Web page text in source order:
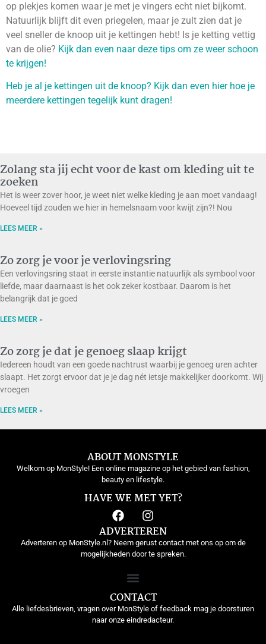
op plekjes komen waar je met je vingers echt niet bijkomt.
Natuurlijk blijft dit even priegelen, maar je zult zien dat je
veel sneller de knoop uit je kettingen hebt! Is je ketting vettig
van de olie? Kijk dan even naar deze tips om ze weer schoon
te krijgen!
Heb je al je kettingen uit de knoop? Kijk dan even hier hoe je
meerdere kettingen tegelijk kunt dragen!
Zolang sta jij echt voor de kast om kleding uit te
zoeken
Het is weer zover hoor, je weet niet welke kleding je aan moet vandaag!
Hoeveel tijd zouden we hier in hemelsnaam voor kwijt zijn?! Nou
LEES MEER »
Zo zorg je voor je verlovingsring
Een verlovingsring staat in eerste instantie natuurlijk als symbool voor
liefde, maar daarnaast is het ook zeker kostbaar. Daarom is het
belangrijk dat je goed
LEES MEER »
Zo zorg je dat je genoeg slaap krijgt
Iedereen houdt van een goede nachtrust waarbij je genoeg uren achter
slaapt. Het zorgt ervoor dat je je dag nét ietsje makkelijker doorkomt. Wij
vroegen
LEES MEER »
ABOUT MONSTYLE
Welkom op MonStyle! Een online magazine op het gebied van fashion,
beauty en lifestyle.
HAVE WE MET YET?
ADVERTEREN
Adverteren op MonStyle.nl? Neem gerust contact met ons op om de
mogelijkheden door te spreken.
CONTACT
Alle liefdesbrieven, vragen over MonStyle of feedback mag je doorsturen
naar onze eindredacteur.